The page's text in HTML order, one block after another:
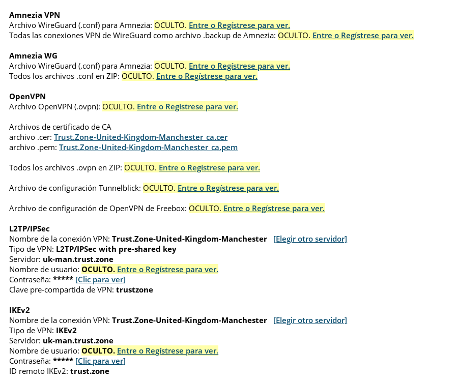
Amnezia VPN
Archivo WireGuard (.conf) para Amnezia: OCULTO. Entre o Regístrese para ver.
Todas las conexiones VPN de WireGuard como archivo .backup de Amnezia: OCULTO. Entre o Regístrese para ver.
Amnezia WG
Archivo WireGuard (.conf) para Amnezia: OCULTO. Entre o Regístrese para ver.
Todos los archivos .conf en ZIP: OCULTO. Entre o Regístrese para ver.
OpenVPN
Archivo OpenVPN (.ovpn): OCULTO. Entre o Regístrese para ver.
Archivos de certificado de CA
archivo .cer: Trust.Zone-United-Kingdom-Manchester_ca.cer
archivo .pem: Trust.Zone-United-Kingdom-Manchester_ca.pem
Todos los archivos .ovpn en ZIP: OCULTO. Entre o Regístrese para ver.
Archivo de configuración Tunnelblick: OCULTO. Entre o Regístrese para ver.
Archivo de configuración de OpenVPN de Freebox: OCULTO. Entre o Regístrese para ver.
L2TP/IPSec
Nombre de la conexión VPN: Trust.Zone-United-Kingdom-Manchester
[Elegir otro servidor]
Tipo de VPN: L2TP/IPSec with pre-shared key
Servidor: uk-man.trust.zone
Nombre de usuario: OCULTO. Entre o Regístrese para ver.
Contraseña: ***** [Clic para ver]
Clave pre-compartida de VPN: trustzone
IKEv2
Nombre de la conexión VPN: Trust.Zone-United-Kingdom-Manchester
[Elegir otro servidor]
Tipo de VPN: IKEv2
Servidor: uk-man.trust.zone
Nombre de usuario: OCULTO. Entre o Regístrese para ver.
Contraseña: ***** [Clic para ver]
ID remoto IKEv2: trust.zone